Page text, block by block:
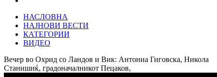
НАСЛОВНА
НАЈНОВИ ВЕСТИ
КАТЕГОРИИ
ВИДЕО
Вечер во Охрид со Ландов и Вик: Антониа Гиговска, Никола
Станишиќ, градоначалникот Пецаков,